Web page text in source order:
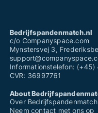
Bedrijfspandenmatch.nl
c/o Companyspace.com
Mynstersvej 3,
Informationstelefon: (+45)
CVR: 36997761
About
Over
Neem contact met ons op